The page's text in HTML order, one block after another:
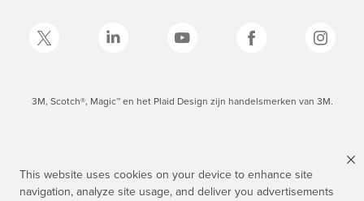
This website uses cookies on your device to enhance site
navigation, analyze site usage, and deliver you advertisements
3M, Scotch®, Magic™ en het Plaid Design zijn handelsmerken van 3M.